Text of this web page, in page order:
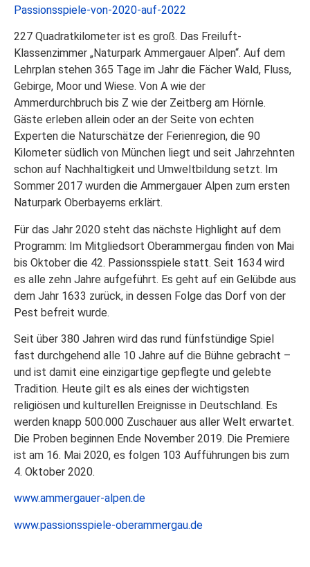
Passionsspiele-von-2020-auf-2022
227 Quadratkilometer ist es groß. Das Freiluft-
Klassenzimmer „Naturpark Ammergauer Alpen“. Auf dem
Lehrplan stehen 365 Tage im Jahr die Fächer Wald, Fluss,
Gebirge, Moor und Wiese. Von A wie der
Ammerdurchbruch bis Z wie der Zeitberg am Hörnle.
Gäste erleben allein oder an der Seite von echten
Experten die Naturschätze der Ferienregion, die 90
Kilometer südlich von München liegt und seit Jahrzehnten
schon auf Nachhaltigkeit und Umweltbildung setzt. Im
Sommer 2017 wurden die Ammergauer Alpen zum ersten
Naturpark Oberbayerns erklärt.
Für das Jahr 2020 steht das nächste Highlight auf dem
Programm: Im Mitgliedsort Oberammergau finden von Mai
bis Oktober die 42. Passionsspiele statt. Seit 1634 wird
es alle zehn Jahre aufgeführt. Es geht auf ein Gelübde aus
dem Jahr 1633 zurück, in dessen Folge das Dorf von der
Pest befreit wurde.
Seit über 380 Jahren wird das rund fünfstündige Spiel
fast durchgehend alle 10 Jahre auf die Bühne gebracht –
und ist damit eine einzigartige gepflegte und gelebte
Tradition. Heute gilt es als eines der wichtigsten
religiösen und kulturellen Ereignisse in Deutschland. Es
werden knapp 500.000 Zuschauer aus aller Welt erwartet.
Die Proben beginnen Ende November 2019. Die Premiere
ist am 16. Mai 2020, es folgen 103 Aufführungen bis zum
4. Oktober 2020.
www.ammergauer-alpen.de
www.passionsspiele-oberammergau.de